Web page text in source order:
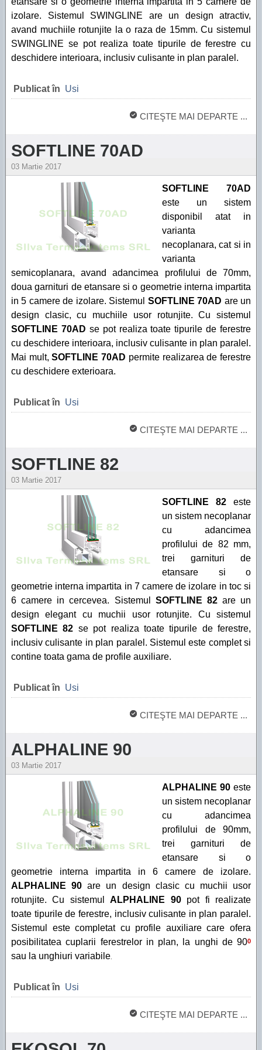
izolare. Sistemul SWINGLINE are un design atractiv,
avand muchiile rotunjite la o raza de 15mm. Cu sistemul
SWINGLINE se pot realiza toate tipurile de ferestre cu
deschidere interioara, inclusiv culisante in plan paralel.
Publicat în Usi
CITEŞTE MAI DEPARTE ...
SOFTLINE 70AD
03 Martie 2017
SOFTLINE 70AD
este un sistem
disponibil atat in
varianta
necoplanara, cat si in
varianta
semicoplanara, avand adancimea profilului de 70mm,
doua garnituri de etansare si o geometrie interna impartita
in 5 camere de izolare. Sistemul SOFTLINE 70AD are un
design clasic, cu muchiile usor rotunjite. Cu sistemul
SOFTLINE 70AD se pot realiza toate tipurile de ferestre
cu deschidere interioara, inclusiv culisante in plan paralel.
Mai mult,SOFTLINE 70AD permite realizarea de ferestre
cu deschidere exterioara.
Publicat în Usi
CITEŞTE MAI DEPARTE ...
SOFTLINE 82
03 Martie 2017
SOFTLINE 82 este
un sistem necoplanar
cu adancimea
profilului de 82 mm,
trei garnituri de
etansare si o
geometrie interna impartita in 7 camere de izolare in toc si
6 camere in cercevea. Sistemul SOFTLINE 82 are un
design elegant cu muchii usor rotunjite. Cu sistemul
SOFTLINE 82 se pot realiza toate tipurile de ferestre,
inclusiv culisante in plan paralel. Sistemul este complet si
contine toata gama de profile auxiliare.
Publicat în Usi
CITEŞTE MAI DEPARTE ...
ALPHALINE 90
03 Martie 2017
ALPHALINE 90 este
un sistem necoplanar
cu adancimea
profilului de 90mm,
trei garnituri de
etansare si o
geometrie interna impartita in 6 camere de izolare.
ALPHALINE 90are un design clasic cu muchii usor
rotunjite. Cu sistemulALPHALINE 90pot fi realizate
toate tipurile de ferestre, inclusiv culisante in plan paralel.
Sistemul este completat cu profile auxiliare care ofera
posibilitatea cuplarii ferestrelor in plan, la unghi de 900
sau la unghiuri variabile.
Publicat în Usi
CITEŞTE MAI DEPARTE ...